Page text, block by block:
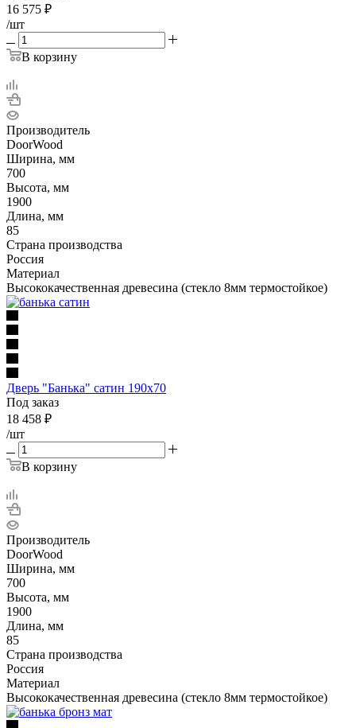
16 575 ₽
/шт
В корзину
Производитель
DoorWood
Ширина, мм
700
Высота, мм
1900
Длина, мм
85
Страна производства
Россия
Материал
Высококачественная древесина (стекло 8мм термостойкое)
Дверь "Банька" сатин 190х70
Под заказ
18 458 ₽
/шт
В корзину
Производитель
DoorWood
Ширина, мм
700
Высота, мм
1900
Длина, мм
85
Страна производства
Россия
Материал
Высококачественная древесина (стекло 8мм термостойкое)